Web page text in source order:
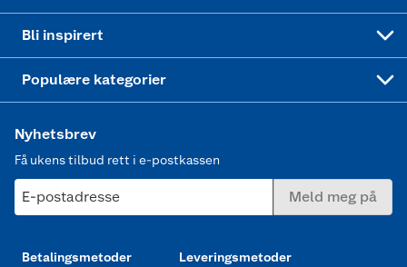
Bli inspirert
Populære kategorier
Nyhetsbrev
Få ukens tilbud rett i e-postkassen
E-postadresse Meld meg på
Betalingsmetoder Leveringsmetoder